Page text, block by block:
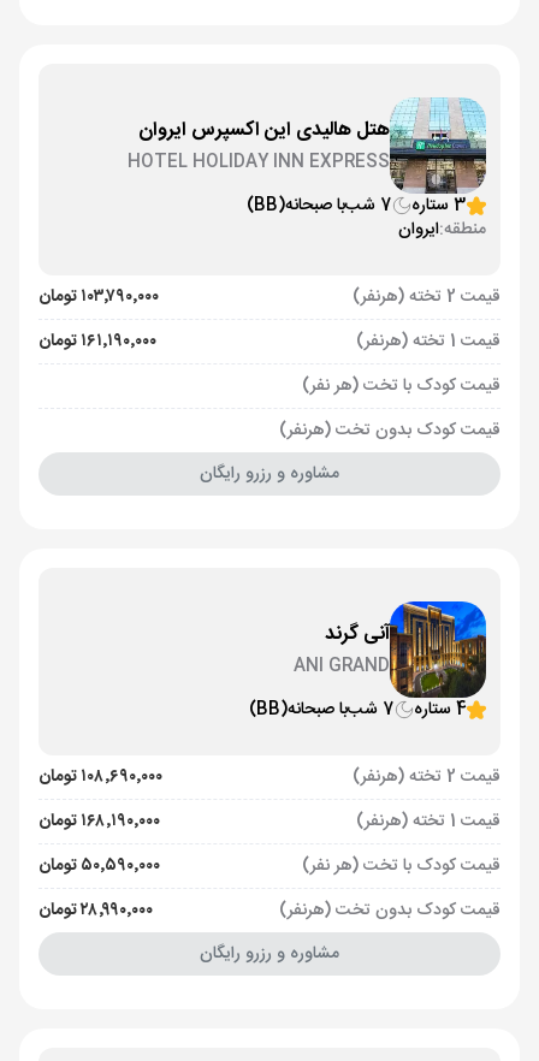
هتل هالیدی این اکسپرس ایروان
HOTEL HOLIDAY INN EXPRESS
3 ستاره
7 شب با صبحانه(BB)
منطقه:ایروان
قیمت 2 تخته (هرنفر)
۱۰۳٬۷۹۰٬۰۰۰ تومان
قیمت 1 تخته (هرنفر)
۱۶۱٬۱۹۰٬۰۰۰ تومان
قیمت کودک با تخت (هر نفر)
قیمت کودک بدون تخت (هرنفر)
مشاوره و رزرو رایگان
آنی گرند
ANI GRAND
4 ستاره
7 شب با صبحانه(BB)
قیمت 2 تخته (هرنفر)
۱۰۸٬۶۹۰٬۰۰۰ تومان
قیمت 1 تخته (هرنفر)
۱۶۸٬۱۹۰٬۰۰۰ تومان
قیمت کودک با تخت (هر نفر)
۵۰٬۵۹۰٬۰۰۰ تومان
قیمت کودک بدون تخت (هرنفر)
۲۸٬۹۹۰٬۰۰۰ تومان
مشاوره و رزرو رایگان